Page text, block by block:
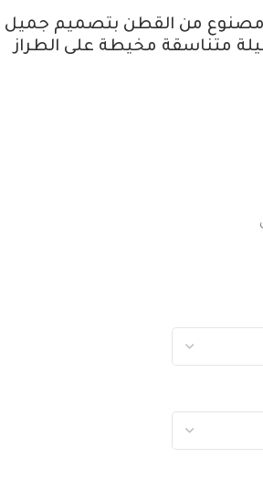
مصنوع من القطن بتصميم جميل
متناسقة مخيطة على الطراز